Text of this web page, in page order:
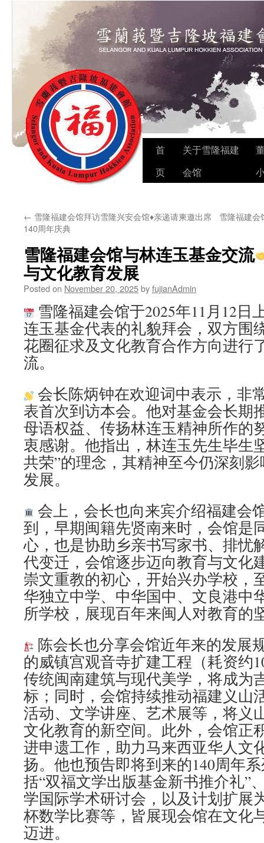
Skip
首
页
关于雪隆福建
会馆
← 雪隆福建会馆拜访雪隆兴安会馆♦️亲递请柬邀出席
140周年庆典
雪隆福建会
雪隆福建会馆与林连玉基金交流
与文化教育发展
Posted on November 20, 2025byfujianAdmin
雪隆福建会馆于2025年11月12日
连玉基金代表的礼貌拜会，双方围
花圈征求及文化教育合作方向进行
流。
会长陈炳钟在欢迎词中表示，非
表首次到访本会。他对基金会长期
母语权益、传扬林连玉精神所作的
衷感谢。他指出，林连玉先生毕生
共荣”的理念，其精神至今仍深刻
发展。
会上，会长也向来宾介绍福建会
到，早期闽籍先贤南来时，会馆是
心，也是协助乡亲书写家书、排忧
代变迁，会馆逐步迈向教育与文化
崇文重教的初心，开始兴办学校，
华独立中学、中华国中、文良港中
所学校，展现百年来闽人对教育的
陈会长也分享会馆近年来的发展
的威镇宫观音寺扩建工程（耗资约
传统闽南建筑与现代美学，将成为
标；同时，会馆持续推动福建义山
活动、文学讲座、艺术展等，将义
文化教育的新空间。此外，会馆正
进申遗工作，助力马来西亚华人文
扬。他也预告即将到来的140周年
括“双福文学出版基金新书推介礼”
学国际学术研讨会，以及计划扩展
杯数学比赛等，皆展现会馆在文化
迈进。